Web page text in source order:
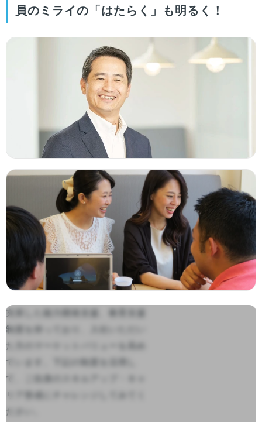
員のミライの「はたらく」も明るく！
充実した能力開発支援、教育支援
制度を持っており、入社いただい
た方のマーケットバリューを高め
ています。下記の制度を活用し
て、ご自身のスキルアップ・キャ
リア形成にチャレンジしてみてく
ださい。